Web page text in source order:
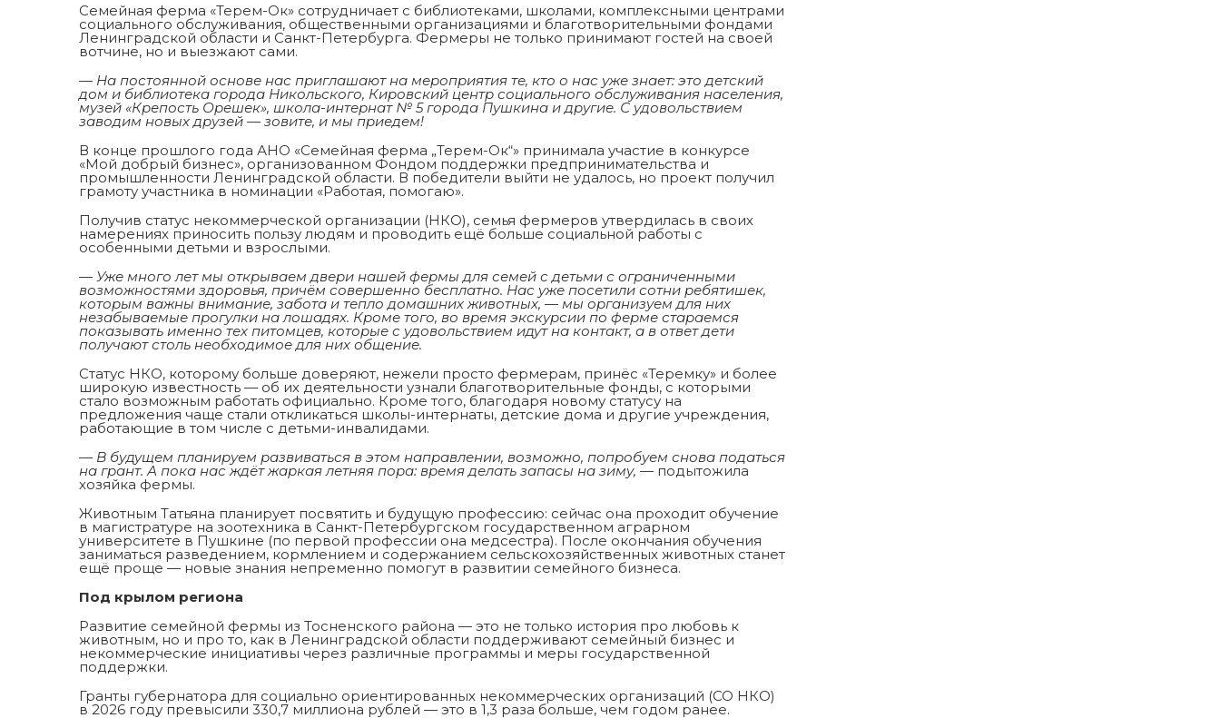
Семейная ферма «Терем-Ок» сотрудничает с библиотеками, школами, комплексными центрами
социального обслуживания, общественными организациями и благотворительными фондами
Ленинградской области и Санкт-Петербурга. Фермеры не только принимают гостей на своей
вотчине, но и выезжают сами.
— На постоянной основе нас приглашают на мероприятия те, кто о нас уже знает: это детский
дом и библиотека города Никольского, Кировский центр социального обслуживания населения,
музей «Крепость Орешек», школа-интернат № 5 города Пушкина и другие. С удовольствием
заводим новых друзей — зовите, и мы приедем!
В конце прошлого года АНО «Семейная ферма „Терем-Ок“» принимала участие в конкурсе
«Мой добрый бизнес», организованном Фондом поддержки предпринимательства и
промышленности Ленинградской области. В победители выйти не удалось, но проект получил
грамоту участника в номинации «Работая, помогаю».
Получив статус некоммерческой организации (НКО), семья фермеров утвердилась в своих
намерениях приносить пользу людям и проводить ещё больше социальной работы с
особенными детьми и взрослыми.
— Уже много лет мы открываем двери нашей фермы для семей с детьми с ограниченными
возможностями здоровья, причём совершенно бесплатно. Нас уже посетили сотни ребятишек,
которым важны внимание, забота и тепло домашних животных, — мы организуем для них
незабываемые прогулки на лошадях. Кроме того, во время экскурсии по ферме стараемся
показывать именно тех питомцев, которые с удовольствием идут на контакт, а в ответ дети
получают столь необходимое для них общение.
Статус НКО, которому больше доверяют, нежели просто фермерам, принёс «Теремку» и более
широкую известность — об их деятельности узнали благотворительные фонды, с которыми
стало возможным работать официально. Кроме того, благодаря новому статусу на
предложения чаще стали откликаться школы-интернаты, детские дома и другие учреждения,
работающие в том числе с детьми-инвалидами.
— В будущем планируем развиваться в этом направлении, возможно, попробуем снова податься
на грант. А пока нас ждёт жаркая летняя пора: время делать запасы на зиму, — подытожила
хозяйка фермы.
Животным Татьяна планирует посвятить и будущую профессию: сейчас она проходит обучение
в магистратуре на зоотехника в Санкт-Петербургском государственном аграрном
университете в Пушкине (по первой профессии она медсестра). После окончания обучения
заниматься разведением, кормлением и содержанием сельскохозяйственных животных станет
ещё проще — новые знания непременно помогут в развитии семейного бизнеса.
Под крылом региона
Развитие семейной фермы из Тосненского района — это не только история про любовь к
животным, но и про то, как в Ленинградской области поддерживают семейный бизнес и
некоммерческие инициативы через различные программы и меры государственной
поддержки.
Гранты губернатора для социально ориентированных некоммерческих организаций (СО НКО)
в 2026 году превысили 330,7 миллиона рублей — это в 1,3 раза больше, чем годом ранее.